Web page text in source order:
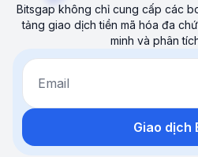
Bitsgap không chỉ cung cấp các
tảng giao dịch tiền mã hóa đa
minh và phân
Email
Giao dịch